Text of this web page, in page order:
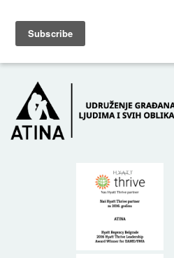
POČETNA O NAMA